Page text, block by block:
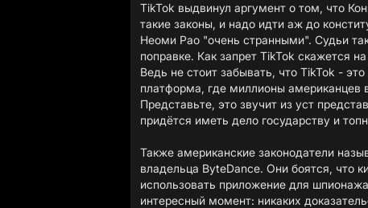
TikTok выдвинул аргумент о том, что
такие законы, и надо идти аж до
Неоми Рао "очень странными". Судьи
поправке. Как запрет TikTok скажется
Ведь не стоит забывать, что TikTok -
платформа, где миллионы
Представьте, это звучит из уст
придётся иметь дело государству и
Также американские законодатели
владельца ByteDance. Они боятся, что
использовать приложение для
интересный момент: никаких